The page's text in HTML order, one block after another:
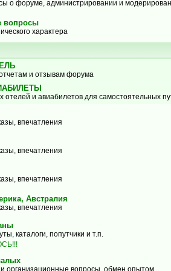
о форуме, администрировании и
вопросы
характера
и отзывам форума
отелей и авиабилетов для самостоятельных
впечатления
впечатления
впечатления
Австралия
впечатления
каталоги, попутчики и т.п.
и организационные вопросы, обмен опытом